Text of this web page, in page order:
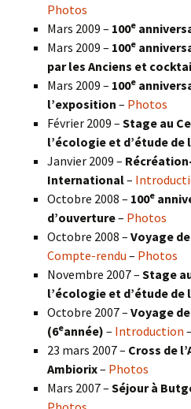
Photos
Mars 2009 – 100e
Mars 2009 – 100e
par les Anciens et
Mars 2009 – 100e
l’exposition – Photos
Février 2009 – Stage au
l’écologie et d’étude de
Janvier 2009 –
International–
Octobre 2008 – 100e
d’ouverture– Photos
Octobre 2008 – Voyage
Compte-rendu – Photos
Novembre 2007 – Stage
l’écologie et d’étude de
Octobre 2007 – Voyage
(6eannée) – Introduction –
23 mars 2007 – Cross de
Ambiorix– Photos
Mars 2007 – Séjour à